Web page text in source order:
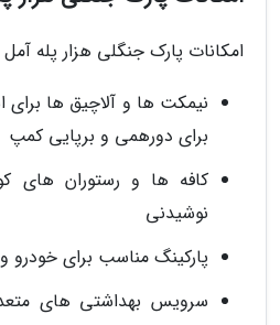
امکانات پارک جنگلی هزار پله
نیمکت ها و آلاچیق ها
برای دورهمی و برپایی کمپ
کافه ها و رستوران
نوشیدنی
پارکینگ مناسب برای خودرو
سرویس بهداشتی های